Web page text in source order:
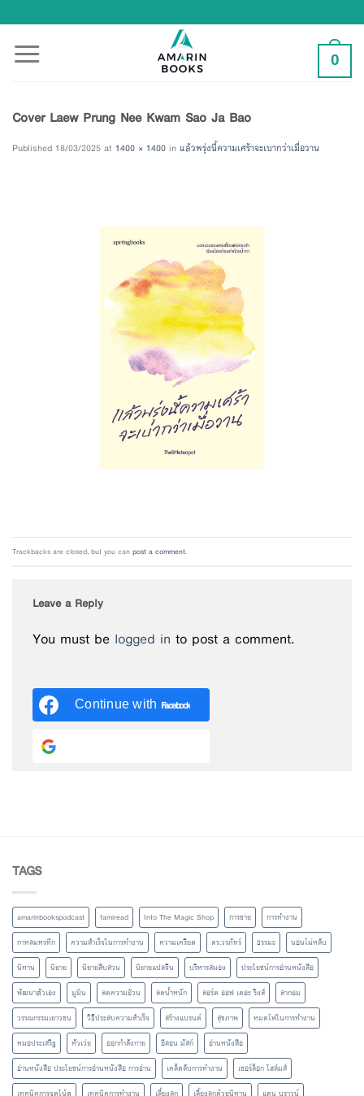
to
content
0
Cover Laew Prung Nee Kwam Sao Ja Bao
Published 18/03/2025 at 1400 × 1400 in แล้วพรุ่งนี้ความเศร้าจะเบากว่าเมื่อวาน
Trackbacks are closed, but you canpost a comment.
Leave a Reply
You must be logged in to post a comment.
Continue with Facebook
TAGS
amarinbookspodcast famiread Into The Magic Shop การขาย
การทำงาน
กาหลมหรทึก
ความสำเร็จในการทำงาน ความเครียด ดร.วรภัทร์ ธรรมะ
นอนไม่หลับ
นิทาน
นิยาย นิยายสืบสวน นิยายแปลจีน บริหารสมอง
ประโยชน์การอ่านหนังสือ
พัฒนาตัวเอง
มูมิน ลดความอ้วน ลดน้ำหนัก ลอร์ด ออฟ เดอะ ริงส์
ลากอม
วรรณกรรมเยาวชน
วิธีประสบความสำเร็จ สร้างแบรนด์ สุขภาพ
หมดไฟในการทำงาน
หมอประเสริฐ
หัวเว่ย ออกกำลังกาย อีลอน มัสก์
อ่านหนังสือ
อ่านหนังสือ ประโยชน์การอ่านหนังสือ การอ่าน
เคล็ดลับการทำงาน
เชอร์ล็อก โฮล์มส์
เทคนิคการจดโน้ต
เทคนิคการทำงาน เลี้ยงลูก เลี้ยงลูกด้วยนิทาน
แดน บราวน์